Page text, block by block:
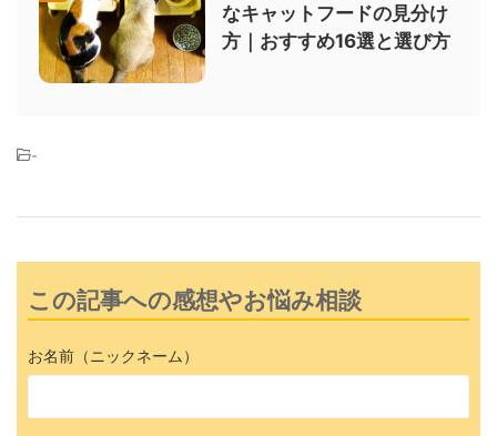
なキャットフードの見分け
方｜おすすめ16選と選び方
-
この記事への感想やお悩み相談
お名前（ニックネーム）